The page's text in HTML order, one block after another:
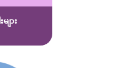
ျား